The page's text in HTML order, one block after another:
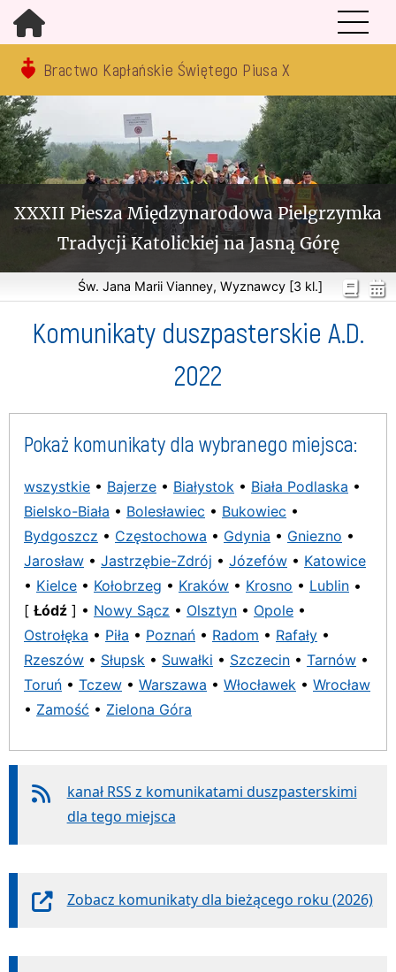
Bractwo Kapłańskie Świętego Piusa X
XXXII Piesza Międzynarodowa Pielgrzymka
Tradycji Katolickiej na Jasną Górę
Św. Jana Marii Vianney, Wyznawcy [3 kl.]
Komunikaty duszpasterskie A.D.
2022
Pokaż komunikaty dla wybranego miejsca:
wszystkie • Bajerze • Białystok • Biała Podlaska •
Bielsko-Biała • Bolesławiec • Bukowiec •
Bydgoszcz • Częstochowa • Gdynia • Gniezno •
Jarosław • Jastrzębie-Zdrój • Józefów • Katowice
• Kielce • Kołobrzeg • Kraków • Krosno • Lublin •
[ Łódź ] • Nowy Sącz • Olsztyn • Opole •
Ostrołęka • Piła • Poznań • Radom • Rafały •
Rzeszów • Słupsk • Suwałki • Szczecin • Tarnów •
Toruń • Tczew • Warszawa • Włocławek • Wrocław
• Zamość • Zielona Góra
kanał RSS z komunikatami duszpasterskimi
dla tego miejsca
Zobacz komunikaty dla bieżącego roku (2026)